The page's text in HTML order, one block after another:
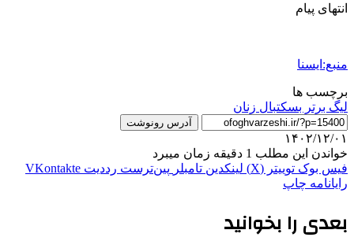
انتهای پیام
منبع:ایسنا
برچسب ها
لیگ برتر بسکتبال زنان
آدرس رونوشت
۱۴۰۲/۱۲/۰۱
خواندن این مطلب 1 دقیقه زمان میبرد
فیس بوک توییتر (X) لینکدین ‫تامبلر ‫پین‌ترست ‫رددیت ‫VKontakte
رایانامه چاپ
بعدی را بخوانید